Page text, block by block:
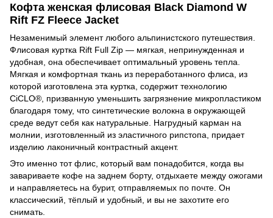
Кофта женская флисовая Black Diamond W
Rift FZ Fleece Jacket
Незаменимый элемент любого альпинистского путешествия.
Флисовая куртка Rift Full Zip — мягкая, непринужденная и
удобная, она обеспечивает оптимальный уровень тепла.
Мягкая и комфортная ткань из переработанного флиса, из
которой изготовлена ​​эта куртка, содержит технологию
CiCLO®, призванную уменьшить загрязнение микропластиком
благодаря тому, что синтетические волокна в окружающей
среде ведут себя как натуральные. Нагрудный карман на
молнии, изготовленный из эластичного рипстопа, придает
изделию лаконичный контрастный акцент.
Это именно тот флис, который вам понадобится, когда вы
завариваете кофе на заднем борту, отдыхаете между ожогами
и направляетесь на бурит, отправляемых по почте. Он
классический, тёплый и удобный, и вы не захотите его
снимать.